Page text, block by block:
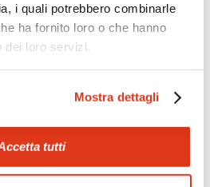
i quali potrebbero combinarle
ha fornito loro o che hanno
dei loro servizi.
Mostra dettagli
tutti
Diving e snorkeling